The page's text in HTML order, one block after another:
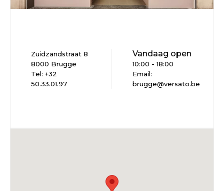
Zuidzandstraat 8
8000 Brugge
Tel: +32
50.33.01.97
Vandaag open
10:00 - 18:00
Email:
brugge@versato.be